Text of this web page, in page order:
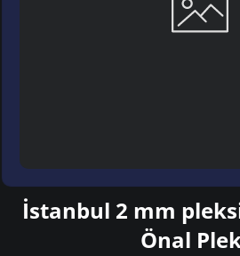
İstanbul 2 mm
Önal